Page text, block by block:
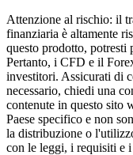
Attenzione al rischio: il
finanziaria è altamente
questo prodotto, potresti
Pertanto, i CFD e il
investitori. Assicurati di
necessario, chiedi una
contenute in questo sito
Paese specifico e non
la distribuzione o
con le leggi, i requisiti e